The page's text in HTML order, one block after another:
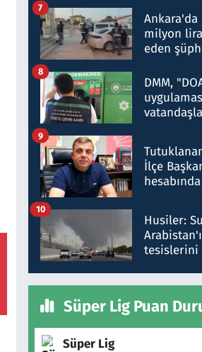
çıkan
milyon
eden
7
DMM,
yalanladı
8
İlçe
talimat
gönderdim
9
Husiler:
tesislerini
10
Süper Lig Puan
Süper Lig